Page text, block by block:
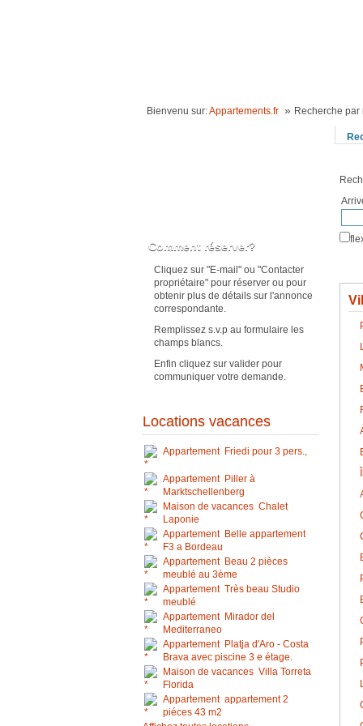
Bienvenu sur:Appartements.fr » Recherche par
Comment réserver?
Cliquez sur "E-mail" ou "Contacter
propriétaire" pour réserver ou pour
obtenir plus de détails sur l'annonce
correspondante.
Remplissez s.v.p au formulaire les
champs blancs.
Enfin cliquez sur valider pour
communiquer votre demande.
Locations vacances
Appartement Friedi pour 3 pers.,
Appartement Piller à
Marktschellenberg
Maison de vacances Chalet
Laponie
Appartement Belle appartement
F3 a Bordeau
Appartement Beau 2 pièces
meublé au 3ème
Appartement Très beau Studio
meublé
Appartement Mirador del
Mediterraneo
Appartement Platja d'Aro - Costa
Brava avec piscine 3 e étage.
Maison de vacances Villa Torreta
Florida
Appartement appartement 2
piéces 43 m2